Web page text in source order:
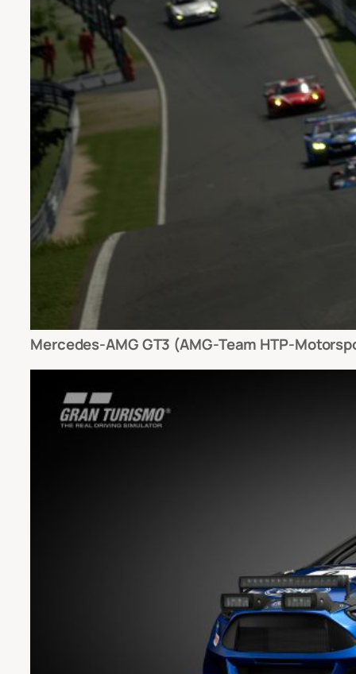
Mercedes-AMG GT3 (AMG-Team HTP-